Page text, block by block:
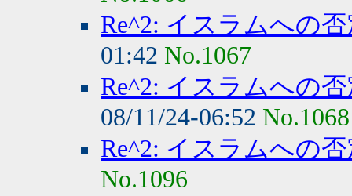
Re^2: イスラムへの
01:42 No.1067
Re^2: イスラムへの
08/11/24-06:52 No.1068
Re^2: イスラムへの
No.1096